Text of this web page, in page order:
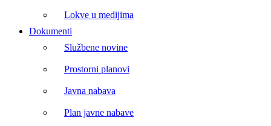
Lokve u medijima
Dokumenti
Službene novine
Prostorni planovi
Javna nabava
Plan javne nabave